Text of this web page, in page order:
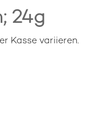
24g
Kasse variieren.